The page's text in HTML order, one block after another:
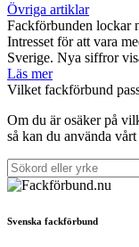
Övriga artiklar
Fackförbunden lockar
Intresset för att vara
Sverige. Nya siffror
Läs mer
Vilket fackförbund
Om du är osäker på
så kan du använda
Svenska fackförbund